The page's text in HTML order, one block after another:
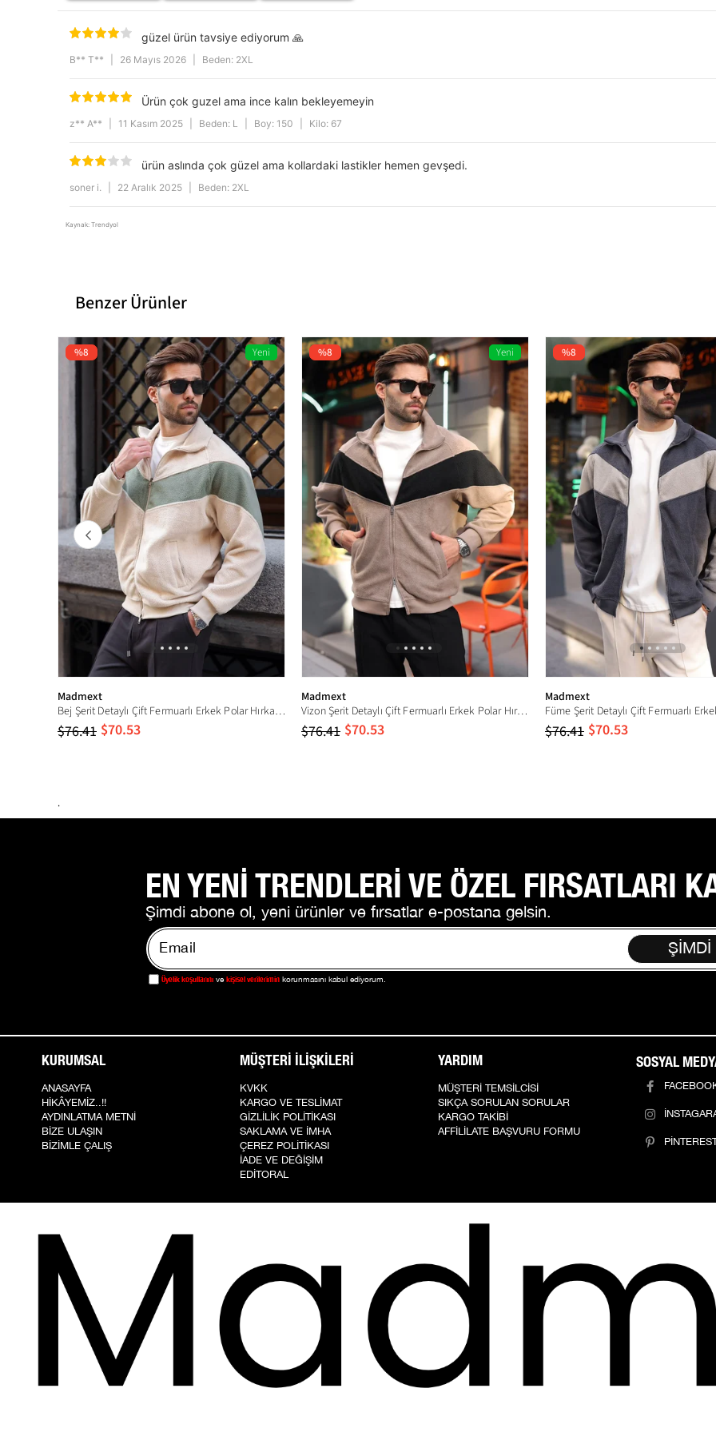
güzel ürün tavsiye ediyorum 🙏
B** T** 26 Mayıs 2026 Beden: 2XL
Ürün çok guzel ama ince kalın bekleyemeyin
z** A** 11 Kasım 2025 Beden: L Boy: 150 Kilo: 67
ürün aslında çok güzel ama kollardaki lastikler hemen gevşedi.
soner i. 22 Aralık 2025 Beden: 2XL
Kaynak: Trendyol
Benzer Ürünler
Madmext
Bej Şerit Detaylı Çift Fermuarlı Erkek Polar Hırka E7191
$70.53
$76.41
%8
Yeni
Ürün
Madmext
Vizon Şerit Detaylı Çift Fermuarlı Erkek Polar Hırka E7191
$70.53
$76.41
%8
Yeni
Ürün
Madmext
$70.53
$76.41
%8
.
EN YENİ TRENDLERİ VE ÖZEL FIRSATLARI
Şimdi abone ol, yeni ürünler ve fırsatlar e-postana gelsin.
Üyelik koşullarını ve kişisel verilerimin korunmasını kabul ediyorum.
KURUMSAL
ANASAYFA
HİKÂYEMİZ..!!
AYDINLATMA METNİ
BİZE ULAŞIN
BİZİMLE ÇALIŞ
MÜŞTERİ İLİŞKİLERİ
KVKK
KARGO VE TESLİMAT
GİZLİLİK POLİTİKASI
SAKLAMA VE İMHA
ÇEREZ POLİTİKASI
İADE VE DEĞİŞİM
EDİTORAL
YARDIM
MÜŞTERİ TEMSİLCİSİ
SIKÇA SORULAN SORULAR
KARGO TAKİBİ
AFFİLİLATE BAŞVURU FORMU
SOSYAL